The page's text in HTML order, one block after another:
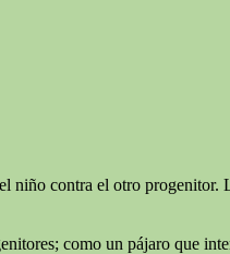
niño contra el otro progenitor.
como un pájaro que